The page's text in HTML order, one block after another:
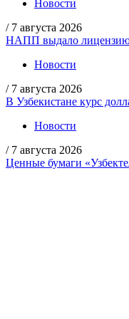
Новости
/ 7 августа 2026
НАПП выдало лицензию
Новости
/ 7 августа 2026
В Узбекистане курс
Новости
/ 7 августа 2026
Ценные бумаги